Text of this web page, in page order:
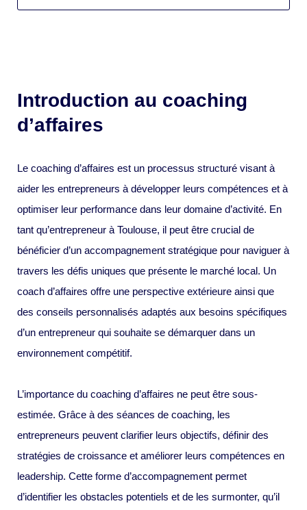
Introduction au coaching
d’affaires
Le coaching d’affaires est un processus structuré visant à
aider les entrepreneurs à développer leurs compétences et à
optimiser leur performance dans leur domaine d’activité. En
tant qu’entrepreneur à Toulouse, il peut être crucial de
bénéficier d’un accompagnement stratégique pour naviguer à
travers les défis uniques que présente le marché local. Un
coach d’affaires offre une perspective extérieure ainsi que
des conseils personnalisés adaptés aux besoins spécifiques
d’un entrepreneur qui souhaite se démarquer dans un
environnement compétitif.
L’importance du coaching d’affaires ne peut être sous-
estimée. Grâce à des séances de coaching, les
entrepreneurs peuvent clarifier leurs objectifs, définir des
stratégies de croissance et améliorer leurs compétences en
leadership. Cette forme d’accompagnement permet
d’identifier les obstacles potentiels et de les surmonter, qu’il